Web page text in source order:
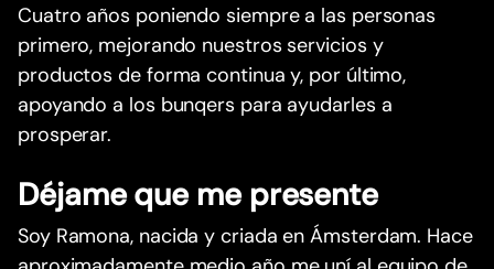
Cuatro años poniendo siempre a las personas
primero, mejorando nuestros servicios y
productos de forma continua y, por último,
apoyando a los bunqers para ayudarles a
prosperar.
Déjame que me presente
Soy Ramona, nacida y criada en Ámsterdam. Hace